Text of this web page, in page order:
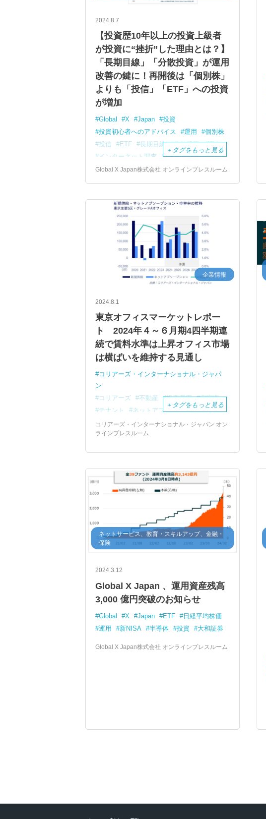
2024.8.7
【投資歴10年以上の投資上級者
が投資に“挫折”した理由とは？】
「長期目線」「分散投資」が運用
改善の鍵に！再開後は「個別株」
よりも「投信」「ETF」への投資
が増加
Global X Japan
投資
投資初心者へのアドバイス
運用
個別株
投信
ETF 長期目線 分散投資
調査
インターネット調査
大和証券グループ
＋ タグをもっと見る
Global X Japan株式会社 オンラインプレスルーム
企業情報
2024.8.1
東京オフィスマーケットレポー
ト 2024年４～６月期4四半期連
続で賃料水準は上昇オフィス市場
は横ばいを維持する見通し
コリアーズ・インターナショナル・ジャパ
ン
コリアーズ
不動産 投資運用
空室率
テナント
ネットアブソープション
東京オフィスマーケットレポート
＋ タグをもっと見る
コリアーズ・インターナショナル・ジャパン オン
ラインプレスルーム
ネットサービス、教育・スキルアップ、金融・
保険
2024.3.12
Global X Japan 、運用資産残高
3,000 億円突破のお知らせ
Global X Japan ETF
日経平均株価
運用
新NISA 半導体 投資 大和証券
Global X Japan株式会社 オンラインプレスルーム